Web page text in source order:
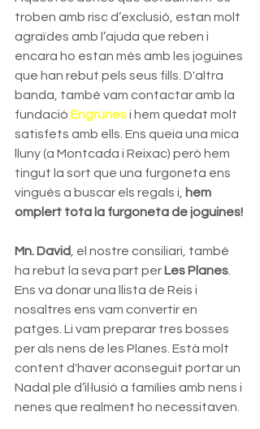
troben amb risc d’exclusió, estan molt
agraïdes amb l’ajuda que reben i
encara ho estan més amb les joguines
que han rebut pels seus fills. D'altra
banda, també vam contactar amb la
fundació Engrunes i hem quedat molt
satisfets amb ells. Ens queia una mica
lluny (a Montcada i Reixac) però hem
tingut la sort que una furgoneta ens
vingués a buscar els regals i, hem
omplert tota la furgoneta de joguines!
Mn. David, el nostre consiliari, també
ha rebut la seva part per Les Planes.
Ens va donar una llista de Reis i
nosaltres ens vam convertir en
patges. Li vam preparar tres bosses
per als nens de les Planes. Està molt
content d'haver aconseguit portar un
Nadal ple d’il·lusió a famílies amb nens i
nenes que realment ho necessitaven.